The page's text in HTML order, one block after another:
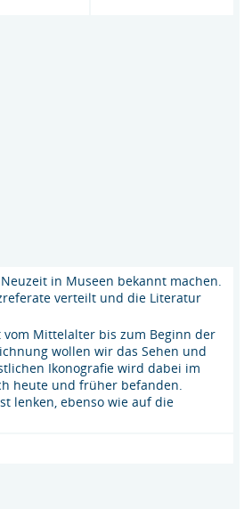
in Museen bekannt machen.
verteilt und die Literatur
Mittelalter bis zum Beginn der
wollen wir das Sehen und
Ikonografie wird dabei im
heute und früher befanden.
lenken, ebenso wie auf die